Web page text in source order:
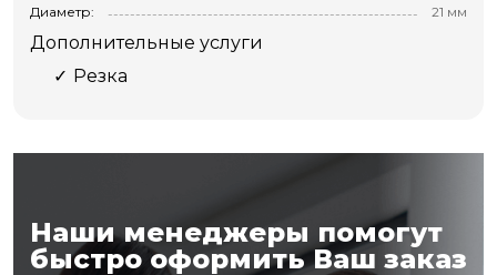
Диаметр:
21 мм
Дополнительные услуги
Резка
Наши менеджеры помогут
быстро оформить Ваш заказ